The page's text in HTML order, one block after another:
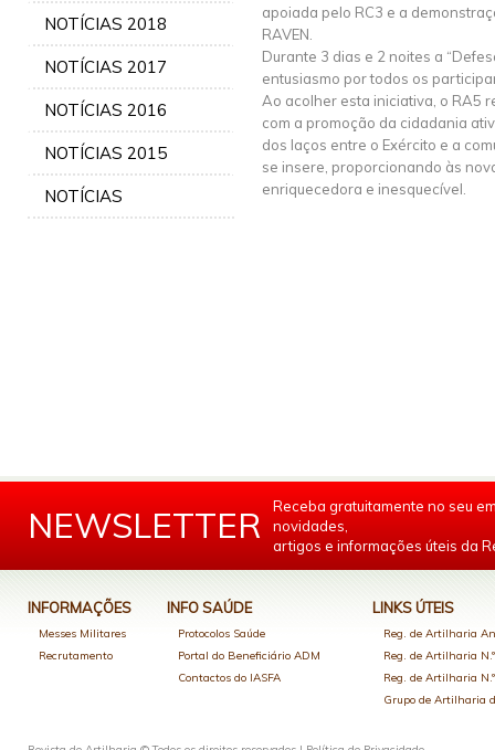
NOTÍCIAS 2018
NOTÍCIAS 2017
NOTÍCIAS 2016
NOTÍCIAS 2015
NOTÍCIAS
apoiada pelo RC3 e a
RAVEN.
Durante 3 dias e 2 noites a
entusiasmo por todos os
Ao acolher esta iniciativa, o RA5
com a promoção da cidadania
dos laços entre o Exército e a
se insere, proporcionando às
enriquecedora e inesquecível.
NEWSLETTER
Receba gratuitamente no seu
novidades,
artigos e informações úteis da
INFORMAÇÕES
Messes Militares
Recrutamento
INFO SAÚDE
Protocolos Saúde
Portal do Beneficiário ADM
Contactos do IASFA
LINKS ÚTEIS
Reg. de Artilharia
Reg. de Artilharia
Reg. de Artilharia
Grupo de Artilharia